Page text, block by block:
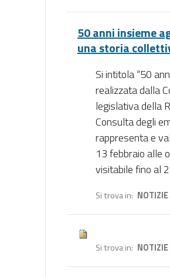
50 anni insieme
una storia
Si intitola “50
realizzata dalla
legislativa della
Consulta degli
rappresenta e
13 febbraio alle
visitabile fino al
Si trova in NOTIZIE›
Si trova in NOTIZIE›